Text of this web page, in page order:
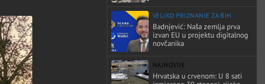
VELIKO PRIZNANJE ZA BIH
Badnjević: Naša zemlja prva
izvan EU u projektu digitalnog
novčanika
NAJNOVIJE
Hrvatska u crvenom: U 8 sati